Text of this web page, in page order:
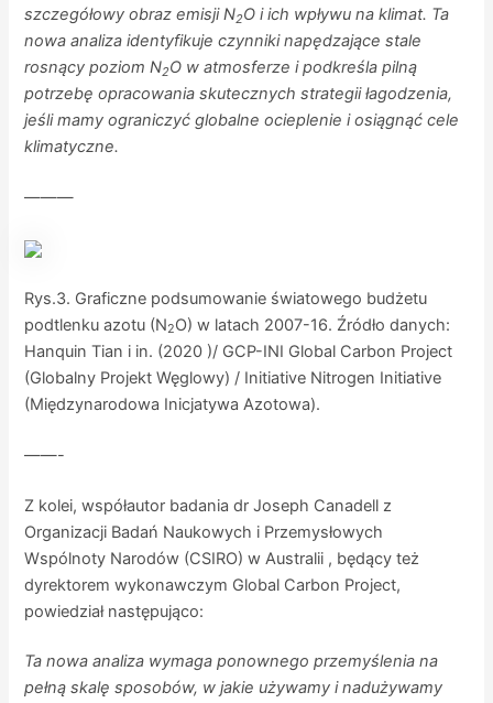
szczegółowy obraz emisji N2O i ich wpływu na klimat. Ta
nowa analiza identyfikuje czynniki napędzające stale
rosnący poziom N2O w atmosferze i podkreśla pilną
potrzebę opracowania skutecznych strategii łagodzenia,
jeśli mamy ograniczyć globalne ocieplenie i osiągnąć cele
klimatyczne.
———
Rys.3. Graficzne podsumowanie światowego budżetu
podtlenku azotu (N2O) w latach 2007-16. Źródło danych:
Hanquin Tian i in. (2020 )/ GCP-INI Global Carbon Project
(Globalny Projekt Węglowy) / Initiative Nitrogen Initiative
(Międzynarodowa Inicjatywa Azotowa).
——-
Z kolei, współautor badania dr Joseph Canadell z
Organizacji Badań Naukowych i Przemysłowych
Wspólnoty Narodów (CSIRO) w Australii , będący też
dyrektorem wykonawczym Global Carbon Project,
powiedział następująco:
Ta nowa analiza wymaga ponownego przemyślenia na
pełną skalę sposobów, w jakie używamy i nadużywamy